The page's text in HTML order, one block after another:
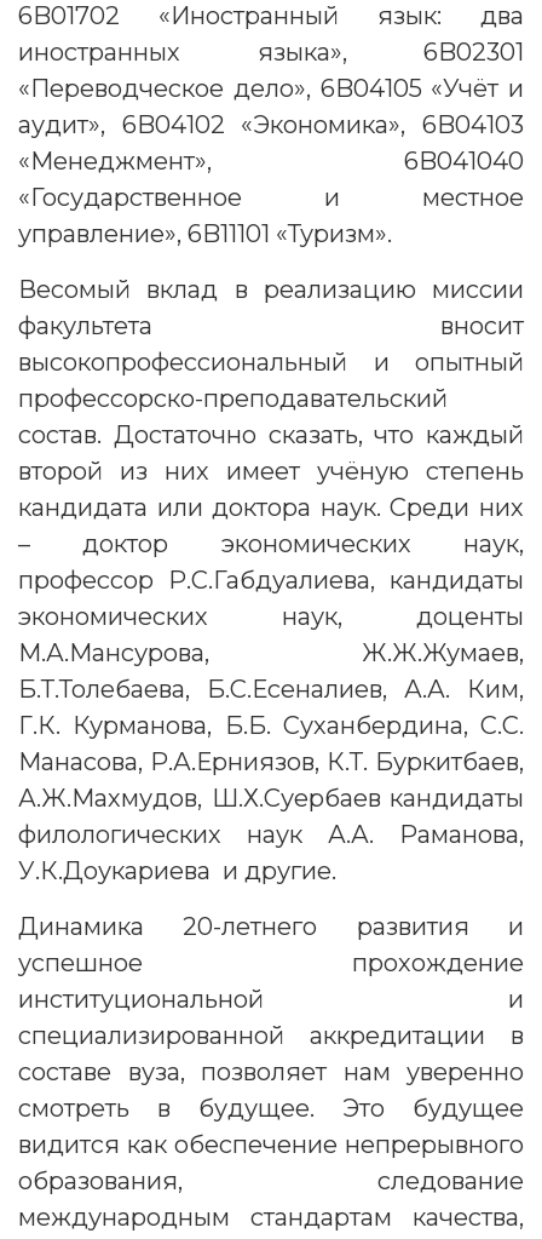
6B01702 «Иностранный язык: два
иностранных языка», 6B02301
«Переводческое дело», 6B04105 «Учёт и
аудит», 6B04102 «Экономика», 6B04103
«Менеджмент», 6B041040
«Государственное и местное
управление», 6B11101 «Туризм».
Весомый вклад в реализацию миссии
факультета вносит
высокопрофессиональный и опытный
профессорско-преподавательский
состав. Достаточно сказать, что каждый
второй из них имеет учёную степень
кандидата или доктора наук. Среди них
– доктор экономических наук,
профессор Р.С.Габдуалиева, кандидаты
экономических наук, доценты
М.А.Мансурова, Ж.Ж.Жумаев,
Б.Т.Толебаева, Б.С.Есеналиев, А.А. Ким,
Г.К. Курманова, Б.Б. Суханбердина, С.С.
Манасова, Р.А.Ерниязов, К.Т. Буркитбаев,
А.Ж.Махмудов, Ш.Х.Суербаев кандидаты
филологических наук А.А. Раманова,
У.К.Доукариева и другие.
Динамика 20-летнего развития и
успешное прохождение
институциональной и
специализированной аккредитации в
составе вуза, позволяет нам уверенно
смотреть в будущее. Это будущее
видится как обеспечение непрерывного
образования, следование
международным стандартам качества,